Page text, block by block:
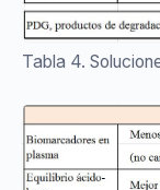
Tabla 4.